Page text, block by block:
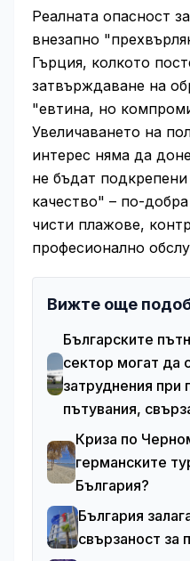
Реалната опасност
внезапно
Гърция, колкото
затвърждаване на
"евтина, но
Увеличаването на
интерес няма да
не бъдат
качество" – по-
чисти плажове,
професионално
Вижте още
Българските
сектор могат да
затруднения при
пътувания,
Криза по
германските
България?
България
свързаност за